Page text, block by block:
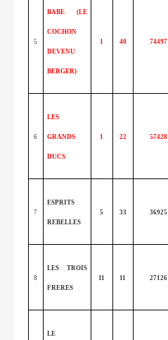
5
BABE (LE
COCHON
DEVENU
BERGER)
1 40 74497
6
LES
GRANDS
DUCS
1 22 57428
7
ESPRITS
REBELLES
5 33 36925
8
LES TROIS
FRERES
11 11 27126
LE